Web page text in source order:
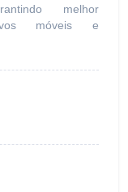
melhor
móveis e